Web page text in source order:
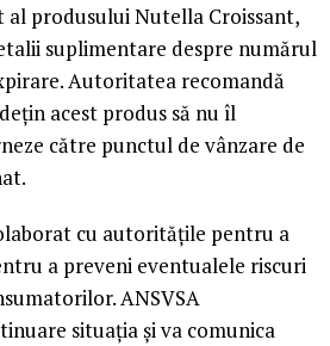
al produsului Nutella Croissant,
suplimentare despre numărul
Autoritatea recomandă
acest produs să nu îl
către punctul de vânzare de
cu autoritățile pentru a
a preveni eventualele riscuri
ANSVSA
situația și va comunica